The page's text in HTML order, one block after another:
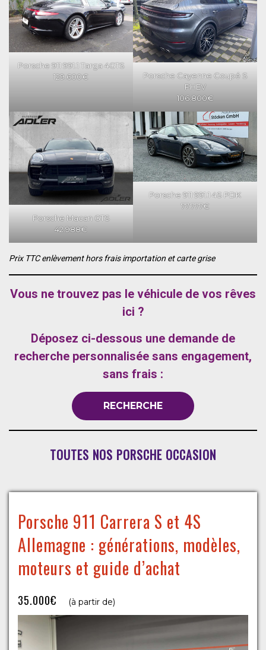
Porsche 911 991.1 Targa 4GTS
129.600€
Porsche Cayenne Coupé S
PHEV
106.800€
Porsche Macan GTS
42.988€
Porsche 911 991.1 4S PDK
77.777€
Prix TTC enlèvement hors frais importation et carte grise
Vous ne trouvez pas le véhicule de vos rêves
ici ?
Déposez ci-dessous une demande de
recherche personnalisée sans engagement,
sans frais :
RECHERCHE
TOUTES NOS PORSCHE OCCASION
Porsche 911 Carrera S et 4S
Allemagne : générations, modèles,
moteurs et guide d’achat
35.000€ (à partir de)